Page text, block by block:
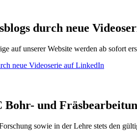
durch neue
auf unserer Website werden ab sofort
neue Videoserie auf LinkedIn
Bohr- und
sowie in der Lehre stets den